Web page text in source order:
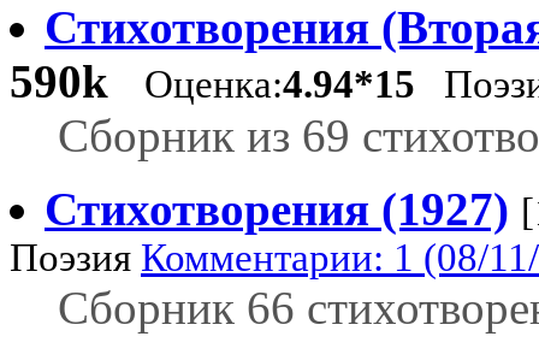
Стихотворения
590k
Оценка:4.94*15
Сборник из 69
Стихотворения (1927)
Поэзия Комментарии: 1 (08/
Сборник 66